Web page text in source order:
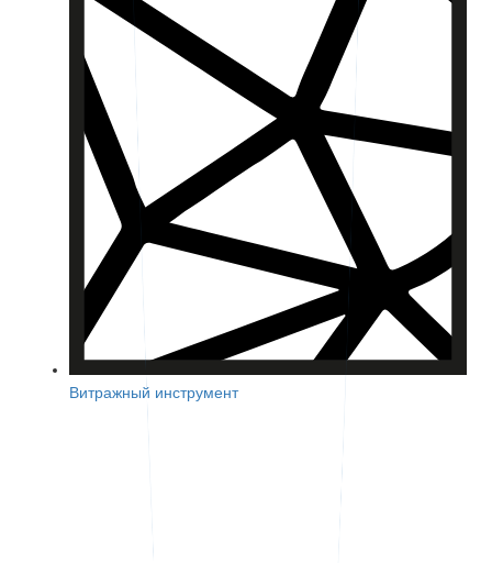
Витражный инструмент